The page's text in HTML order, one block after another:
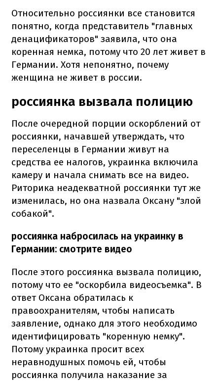
Относительно россиянки все становится
понятно, когда представитель "главных
денацификаторов" заявила, что она
коренная немка, потому что 20 лет живет в
Германии. Хотя непонятно, почему
женщина не живет в россии.
россиянка вызвала полицию
После очередной порции оскорблений от
россиянки, начавшей утверждать, что
переселенцы в Германии живут на
средства ее налогов, украинка включила
камеру и начала снимать все на видео.
Риторика неадекватной россиянки тут же
изменилась, но она назвала Оксану "злой
собакой".
россиянка набросилась на украинку в
Германии: смотрите видео
После этого россиянка вызвала полицию,
потому что ее "оскорбила видеосъемка". В
ответ Оксана обратилась к
правоохранителям, чтобы написать
заявление, однако для этого необходимо
идентифицировать "коренную немку".
Потому украинка просит всех
неравнодушных помочь ей, чтобы
россиянка получила наказание за